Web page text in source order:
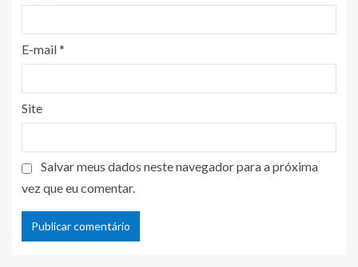
E-mail*
Site
Salvar meus dados neste navegador para a próxima
vez que eu comentar.